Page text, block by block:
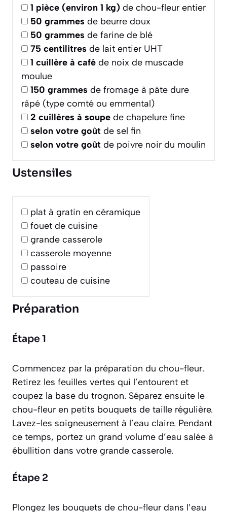
1 pièce (environ 1 kg) de chou-fleur entier
50 grammes de beurre doux
50 grammes de farine de blé
75 centilitres de lait entier UHT
1 cuillère à café de noix de muscade
moulue
150 grammes de fromage à pâte dure
râpé (type comté ou emmental)
2 cuillères à soupe de chapelure fine
selon votre goût de sel fin
selon votre goût de poivre noir du moulin
Ustensiles
plat à gratin en céramique
fouet de cuisine
grande casserole
casserole moyenne
passoire
couteau de cuisine
Préparation
Étape 1
Commencez par la préparation du chou-fleur.
Retirez les feuilles vertes qui l’entourent et
coupez la base du trognon. Séparez ensuite le
chou-fleur en petits bouquets de taille régulière.
Lavez-les soigneusement à l’eau claire. Pendant
ce temps, portez un grand volume d’eau salée à
ébullition dans votre grande casserole.
Étape 2
Plongez les bouquets de chou-fleur dans l’eau